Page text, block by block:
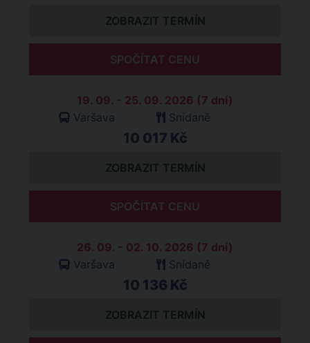
ZOBRAZIT TERMÍN
SPOČÍTAT CENU
19. 09. - 25. 09. 2026 (7 dní)
Varšava
Snídaně
10 017 Kč
ZOBRAZIT TERMÍN
SPOČÍTAT CENU
26. 09. - 02. 10. 2026 (7 dní)
Varšava
Snídaně
10 136 Kč
ZOBRAZIT TERMÍN